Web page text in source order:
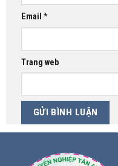
Email *
Trang web